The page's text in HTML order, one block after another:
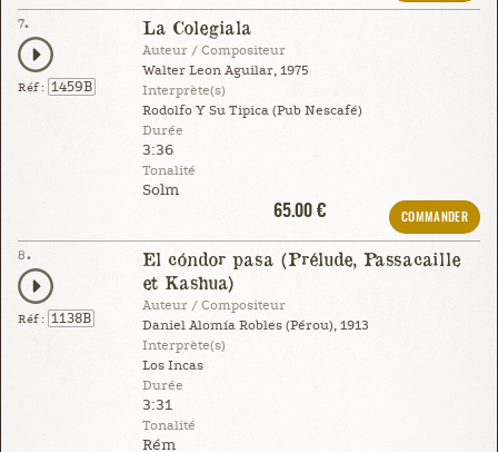
7.
Réf : 1459B
La Colegiala
Auteur / Compositeur
Walter Leon Aguilar, 1975
Interprète(s)
Rodolfo Y Su Tipica (Pub Nescafé)
Durée
3:36
Tonalité
Solm
65.00 €
COMMANDER
8.
Réf : 1138B
El cóndor pasa (Prélude, Passacaille
et Kashua)
Auteur / Compositeur
Daniel Alomía Robles (Pérou), 1913
Interprète(s)
Los Incas
Durée
3:31
Tonalité
Rém